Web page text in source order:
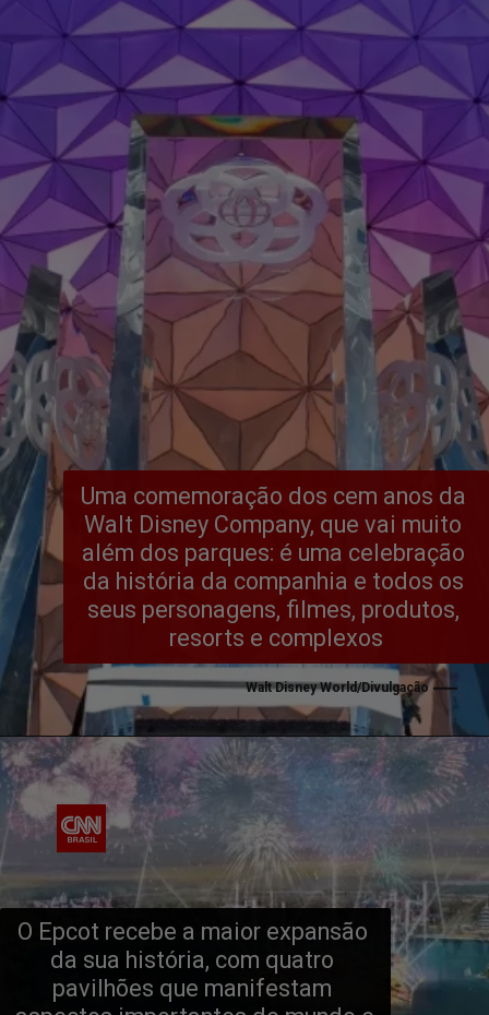
Uma comemoração dos cem anos da
Walt Disney Company, que vai muito
além dos parques: é uma celebração
da história da companhia e todos os
seus personagens, filmes, produtos,
resorts e complexos
Walt Disney World/Divulgação
O Epcot recebe a maior expansão
da sua história, com quatro
pavilhões que manifestam